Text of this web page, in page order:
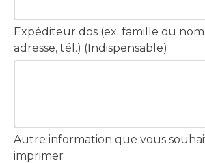
Expéditeur dos (ex. famille ou
adresse, tél.) (Indispensable)
Autre information que vous
imprimer